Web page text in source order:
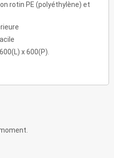
rotin PE (polyéthylène) et
x 600(P).